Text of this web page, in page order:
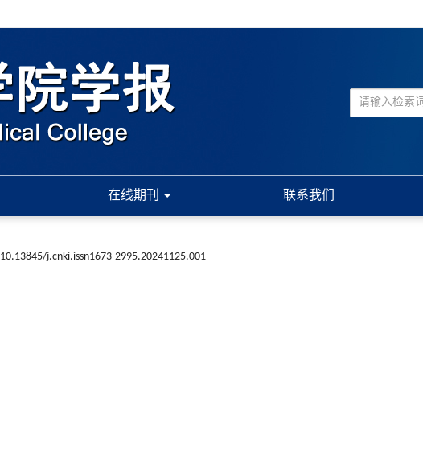
在线期刊 联系我们
10.13845/j.cnki.issn1673-2995.20241125.001